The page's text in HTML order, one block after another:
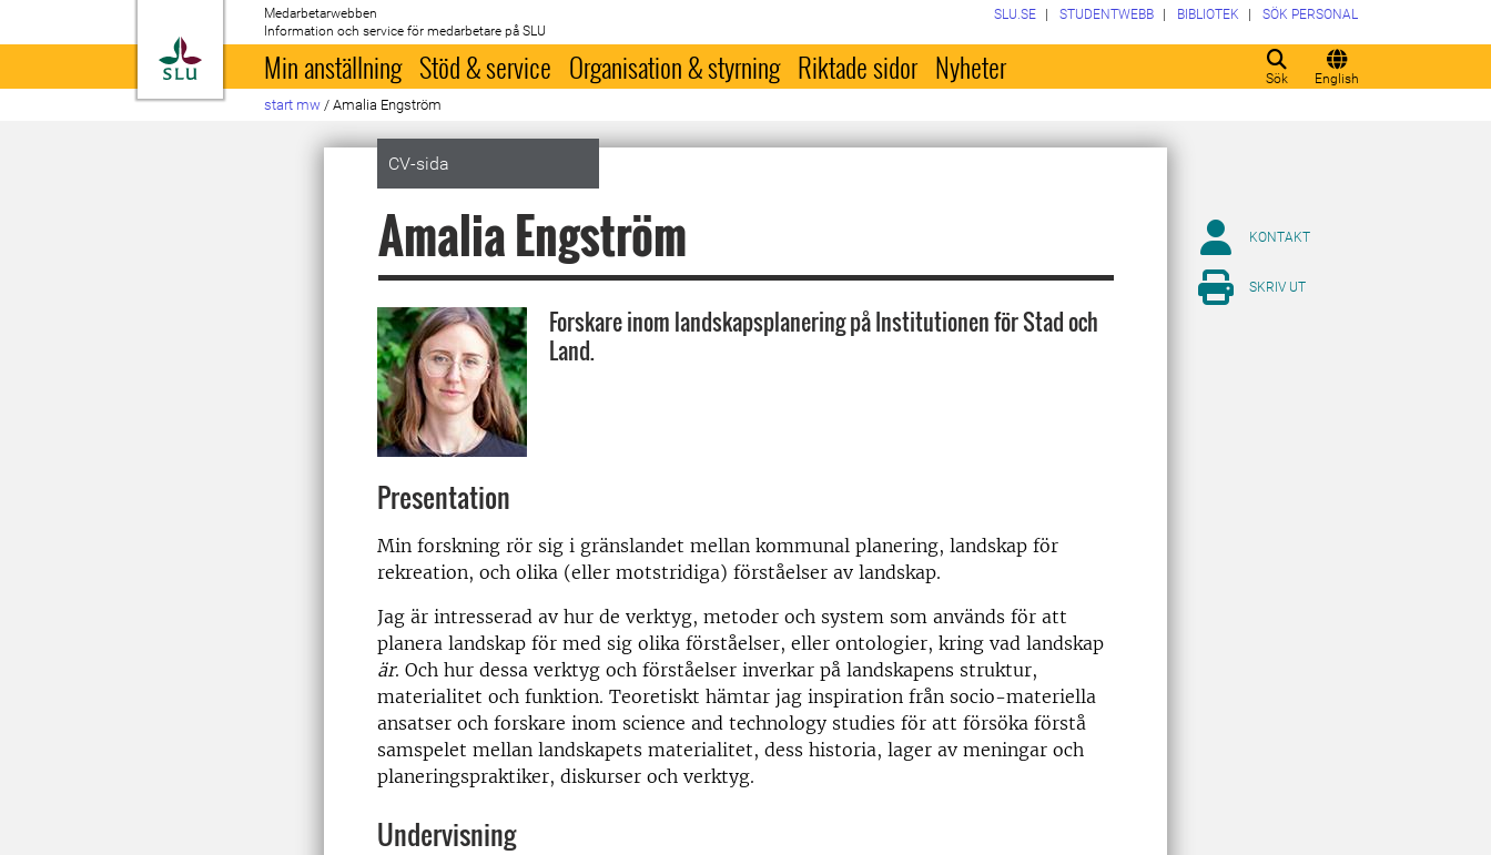
Till startsida
Medarbetarwebben
Information och service för medarbetare på SLU
Sök English
SLU.SE STUDENTWEBB BIBLIOTEK SÖK PERSONAL
Min anställning Stöd & service Organisation & styrning Riktade sidor Nyheter
start mw / Amalia Engström
CV-sida
Amalia Engström
Forskare inom landskapsplanering på Institutionen för Stad och
Land.
Presentation
Min forskning rör sig i gränslandet mellan kommunal planering, landskap för
rekreation, och olika (eller motstridiga) förståelser av landskap.
Jag är intresserad av hur de verktyg, metoder och system som används för att
planera landskap för med sig olika förståelser, eller ontologier, kring vad landskap
är. Och hur dessa verktyg och förståelser inverkar på landskapens struktur,
materialitet och funktion. Teoretiskt hämtar jag inspiration från socio-materiella
ansatser och forskare inom science and technology studies för att försöka förstå
samspelet mellan landskapets materialitet, dess historia, lager av meningar och
planeringspraktiker, diskurser och verktyg.
Undervisning
KONTAKT
SKRIV UT